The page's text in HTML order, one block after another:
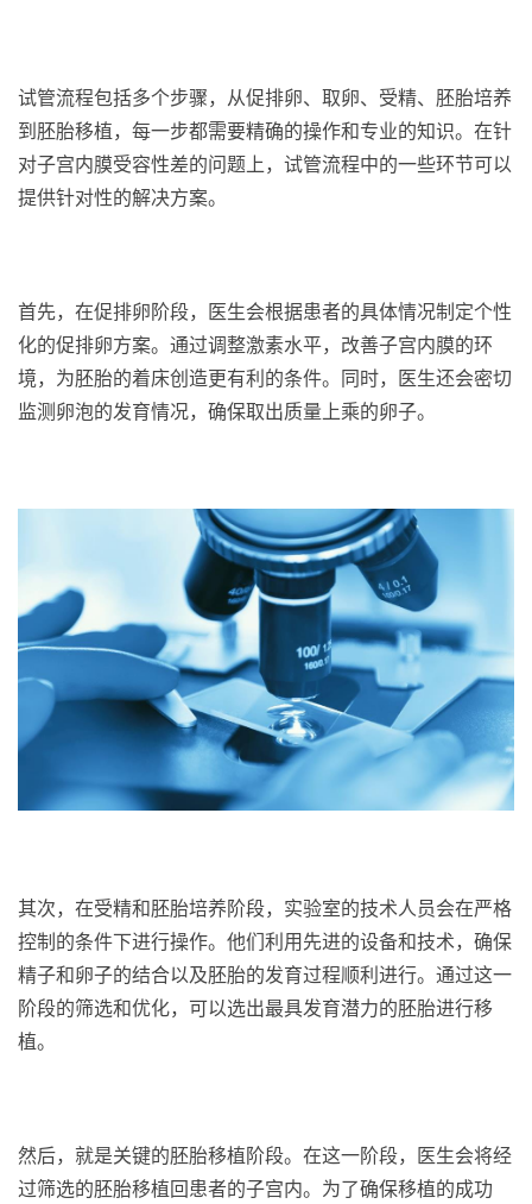
试管流程包括多个步骤，从促排卵、取卵、受精、胚胎培养
到胚胎移植，每一步都需要精确的操作和专业的知识。在针
对子宫内膜受容性差的问题上，试管流程中的一些环节可以
提供针对性的解决方案。
首先，在促排卵阶段，医生会根据患者的具体情况制定个性
化的促排卵方案。通过调整激素水平，改善子宫内膜的环
境，为胚胎的着床创造更有利的条件。同时，医生还会密切
监测卵泡的发育情况，确保取出质量上乘的卵子。
其次，在受精和胚胎培养阶段，实验室的技术人员会在严格
控制的条件下进行操作。他们利用先进的设备和技术，确保
精子和卵子的结合以及胚胎的发育过程顺利进行。通过这一
阶段的筛选和优化，可以选出最具发育潜力的胚胎进行移
植。
然后，就是关键的胚胎移植阶段。在这一阶段，医生会将经
过筛选的胚胎移植回患者的子宫内。为了确保移植的成功